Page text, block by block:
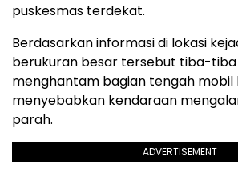
puskesmas terdekat.
Berdasarkan informasi di lokasi
berukuran besar tersebut tiba-
menghantam bagian tengah mobil
menyebabkan kendaraan
parah.
ADVERTISEMENT